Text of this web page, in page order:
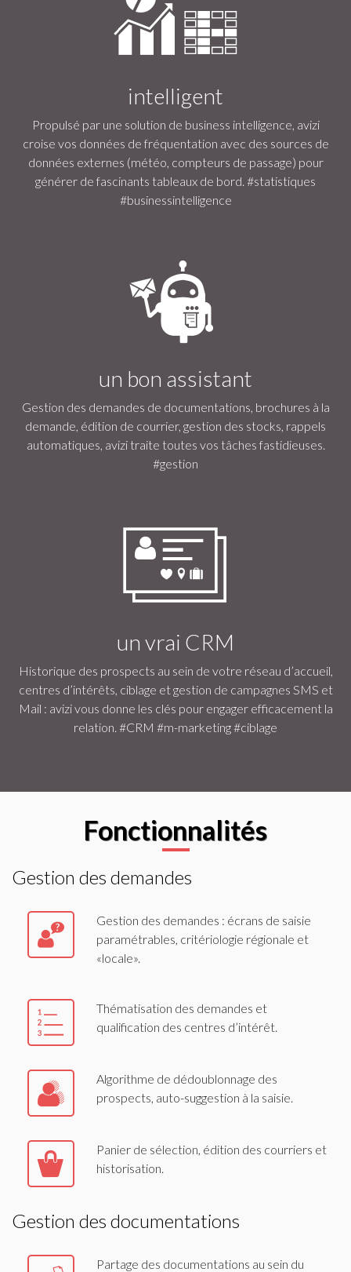
intelligent
Propulsé par une solution de business intelligence, avizi
croise vos données de fréquentation avec des sources de
données externes (météo, compteurs de passage) pour
générer de fascinants tableaux de bord. #statistiques
#businessintelligence
un bon assistant
Gestion des demandes de documentations, brochures à la
demande, édition de courrier, gestion des stocks, rappels
automatiques, avizi traite toutes vos tâches fastidieuses.
#gestion
un vrai CRM
Historique des prospects au sein de votre réseau d’accueil,
centres d’intérêts, ciblage et gestion de campagnes SMS et
Mail : avizi vous donne les clés pour engager efficacement la
relation. #CRM #m-marketing #ciblage
Fonctionnalités
Gestion des demandes
Gestion des demandes : écrans de saisie
paramétrables, critériologie régionale et
«locale».
Thématisation des demandes et
qualification des centres d’intérêt.
Algorithme de dédoublonnage des
prospects, auto-suggestion à la saisie.
Panier de sélection, édition des courriers et
historisation.
Gestion des documentations
Partage des documentations au sein du